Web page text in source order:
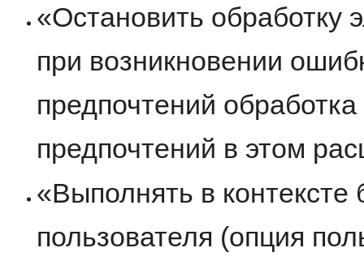
«Остановить обработку
при возникновении
предпочтений
предпочтений в этом
«Выполнять в контексте
пользователя (опция